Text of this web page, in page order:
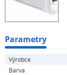
Parametry
Výrobce
Barva